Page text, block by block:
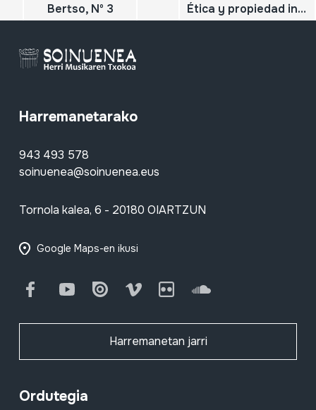
Bertso, Nº 3 Ética y propiedad intelectual: grabaciones de campo inéditas y etnomusicológicas
Harremanetarako
943 493 578
soinuenea@soinuenea.eus
Tornola kalea, 6 - 20180 OIARTZUN
Google Maps-en ikusi
FacebookYoutube Issuu Vimeo Flickr SoundCloud
Harremanetan jarri
Ordutegia